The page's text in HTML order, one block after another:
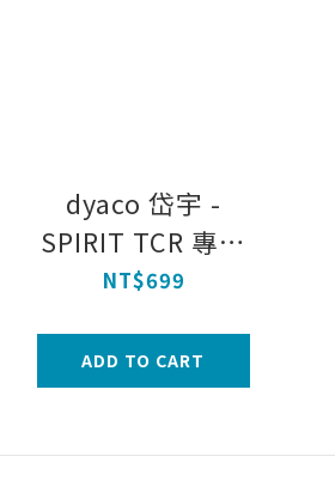
dyaco 岱宇 -
SPIRIT TCR 專業
舒緩滾筒
NT$699
ADD TO CART